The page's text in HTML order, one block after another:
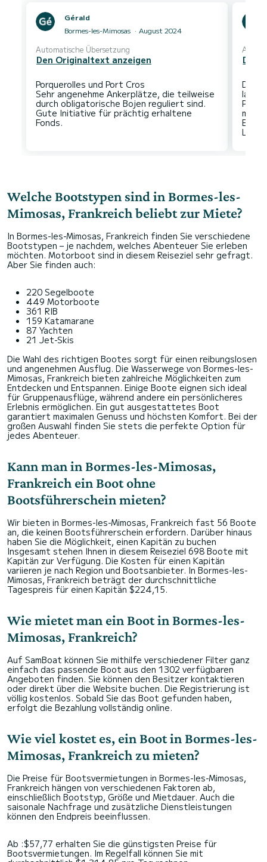
Gérald
Bormes-les-Mimosas
August 2024
Automatische Übersetzung
Den Originaltext anzeigen
Porquerolles und Port Cros
Sehr angenehme Ankerplätze, die teilweise
durch obligatorische Bojen reguliert sind.
Gute Initiative für prächtig erhaltene
Den
Die
Port-
mit
Es ist
Welche Bootstypen sind in Bormes-les-
Mimosas, Frankreich beliebt zur Miete?
In Bormes-les-Mimosas, Frankreich finden Sie verschiedene
Bootstypen – je nachdem, welches Abenteuer Sie erleben
möchten. Motorboot sind in diesem Reiseziel sehr gefragt.
Aber Sie finden auch:
220 Segelboote
449 Motorboote
361 RIB
159 Katamarane
87 Yachten
21 Jet-Skis
Die Wahl des richtigen Bootes sorgt für einen reibungslosen
und angenehmen Ausflug. Die Wasserwege von Bormes-les-
Mimosas, Frankreich bieten zahlreiche Möglichkeiten zum
Entdecken und Entspannen. Einige Boote eignen sich ideal
für Gruppenausflüge, während andere ein persönlicheres
Erlebnis ermöglichen. Ein gut ausgestattetes Boot
garantiert maximalen Genuss und höchsten Komfort. Bei der
großen Auswahl finden Sie stets die perfekte Option für
jedes Abenteuer.
Kann man in Bormes-les-Mimosas,
Frankreich ein Boot ohne
Bootsführerschein mieten?
Wir bieten in Bormes-les-Mimosas, Frankreich fast 56 Boote
an, die keinen Bootsführerschein erfordern. Darüber hinaus
haben Sie die Möglichkeit, einen Kapitän zu buchen
Insgesamt stehen Ihnen in diesem Reiseziel 698 Boote mit
Kapitän zur Verfügung. Die Kosten für einen Kapitän
variieren je nach Region und Bootsanbieter. In Bormes-les-
Mimosas, Frankreich beträgt der durchschnittliche
Tagespreis für einen Kapitän $224,15.
Wie mietet man ein Boot in Bormes-les-
Mimosas, Frankreich?
Auf SamBoat können Sie mithilfe verschiedener Filter ganz
einfach das passende Boot aus den 1302 verfügbaren
Angeboten finden. Sie können den Besitzer kontaktieren
oder direkt über die Website buchen. Die Registrierung ist
völlig kostenlos. Sobald Sie das Boot gefunden haben,
erfolgt die Bezahlung vollständig online.
Wie viel kostet es, ein Boot in Bormes-les-
Mimosas, Frankreich zu mieten?
Die Preise für Bootsvermietungen in Bormes-les-Mimosas,
Frankreich hängen von verschiedenen Faktoren ab,
einschließlich Bootstyp, Größe und Mietdauer. Auch die
saisonale Nachfrage und zusätzliche Dienstleistungen
können den Endpreis beeinflussen.
Ab :$57,77 erhalten Sie die günstigsten Preise für
Bootsvermietungen. Im Regelfall können Sie mit